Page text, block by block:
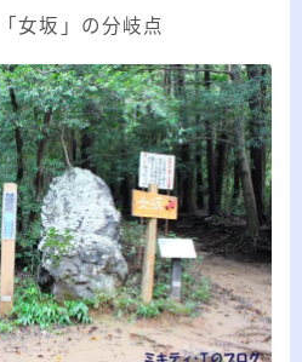
女坂」の分岐点